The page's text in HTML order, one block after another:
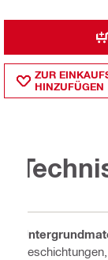
ZUR
HINZUFÜGEN